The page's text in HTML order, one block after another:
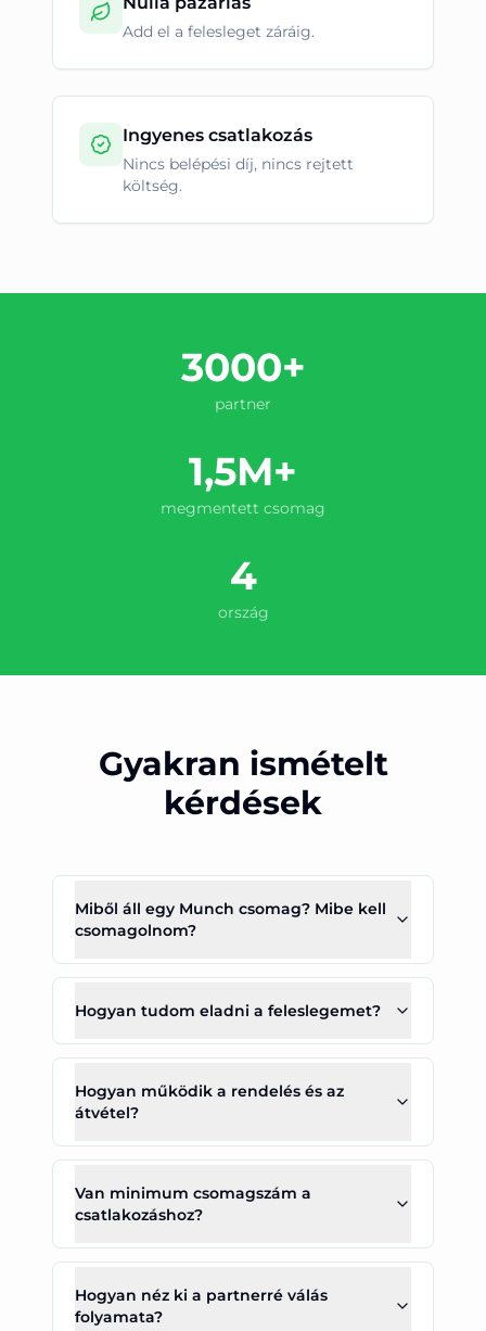
Add el a felesleget záráig.
Ingyenes csatlakozás
Nincs belépési díj, nincs rejtett
költség.
3000+
partner
1,5M+
megmentett csomag
4
ország
Gyakran ismételt
kérdések
Miből áll egy Munch csomag? Mibe kell
csomagolnom?
Hogyan tudom eladni a feleslegemet?
Hogyan működik a rendelés és az
átvétel?
Van minimum csomagszám a
csatlakozáshoz?
Hogyan néz ki a partnerré válás
folyamata?